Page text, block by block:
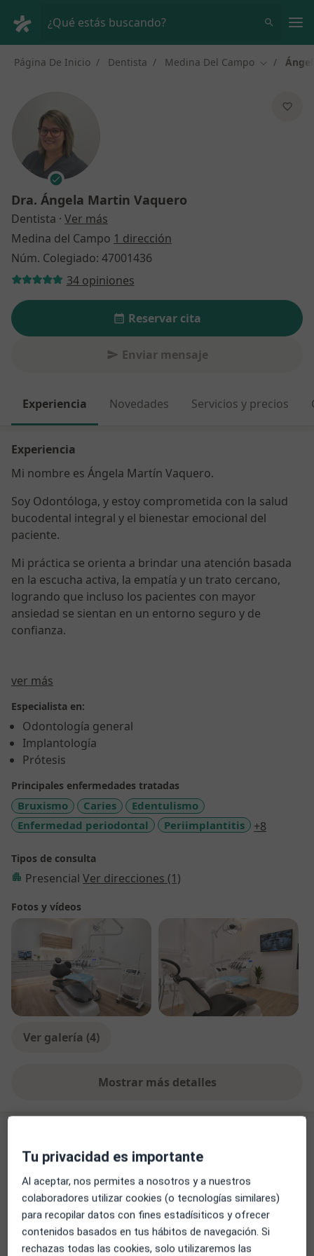
¿Qué estás buscando?
Página De Inicio Dentista Medina Del Campo Cambiar
Dra. Ángela Martin Vaquero
Dentista · Ver más
Medina del Campo 1 dirección
Núm. Colegiado: 47001436
34 opiniones
Reservar cita
Enviar mensaje
Experiencia Novedades Servicios y precios
Experiencia
Mi nombre es Ángela Martín Vaquero.
Soy Odontóloga, y estoy comprometida con la salud
bucodental integral y el bienestar emocional del
paciente.
Mi práctica se orienta a brindar una atención basada
en la escucha activa, la empatía y un trato cercano,
logrando que incluso los pacientes con mayor
ansiedad se sientan en un entorno seguro y de
confianza.
ver más
Especialista en:
Odontología general
Implantología
Prótesis
Principales enfermedades tratadas
Bruxismo Caries
Edentulismo
Enfermedad periodontal
Periimplantitis +8
Tipos de consulta
Presencial Ver direcciones (1)
Fotos y vídeos
Ver galería (4)
Mostrar más detalles
sobre la experiencia
Dra. Ángela Martin Vaquero
Calle Simón Ruiz 25, Medina del Campo 47400
A veces no hace falta cambiarlo todo para
transformar una sonrisa.
En este paciente hemos realizado: Ortodoncia,
Tu privacidad es importante
Al aceptar, nos permites a nosotros y a nuestros
colaboradores utilizar cookies (o tecnologías similares)
para recopilar datos con fines estadísiticos y ofrecer
contenidos basados en tus hábitos de navegación. Si
rechazas todas las cookies, solo utilizaremos las